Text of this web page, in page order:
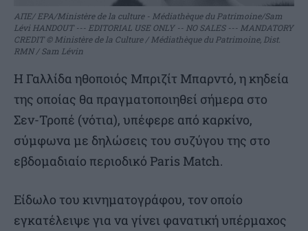
ΑΠΕ/ EPA/Ministère de la culture - Médiathèque du Patrimoine/Sam
Lévi HANDOUT --- EDITORIAL USE ONLY -- NO SALES --- MANDATORY
CREDIT © Ministère de la Culture / Médiathèque du Patrimoine, Dist.
RMN / Sam Lévin
Η Γαλλίδα ηθοποιός Μπριζίτ Μπαρντό, η κηδεία
της οποίας θα πραγματοποιηθεί σήμερα στο
Σεν-Τροπέ (νότια), υπέφερε από καρκίνο,
σύμφωνα με δηλώσεις του συζύγου της στο
εβδομαδιαίο περιοδικό Paris Match.
Είδωλο του κινηματογράφου, τον οποίο
εγκατέλειψε για να γίνει φανατική υπέρμαχος